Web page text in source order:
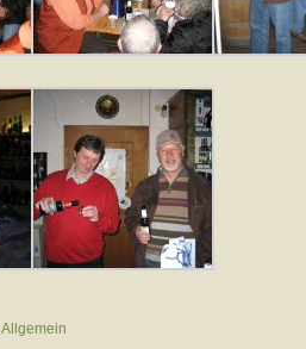
Allgemein